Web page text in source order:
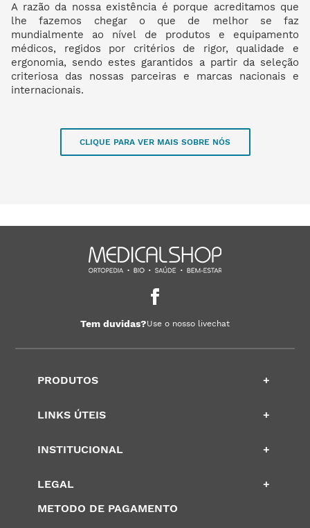
A razão da nossa existência é porque acreditamos que
lhe fazemos chegar o que de melhor se faz
mundialmente ao nível de produtos e equipamento
médicos, regidos por critérios de rigor, qualidade e
ergonomia, sendo estes garantidos a partir da seleção
criteriosa das nossas parceiras e marcas nacionais e
internacionais.
CLIQUE PARA VER MAIS SOBRE NÓS
Tem duvidas?Use o nosso livechat
PRODUTOS +
LINKS ÚTEIS +
INSTITUCIONAL +
LEGAL
+
METODO DE PAGAMENTO